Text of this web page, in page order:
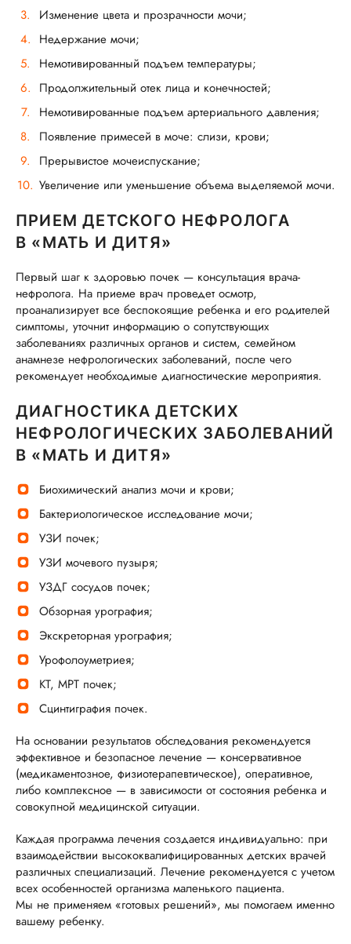
Изменение цвета и прозрачности мочи;
Недержание мочи;
Немотивированный подъем температуры;
Продолжительный отек лица и конечностей;
Немотивированные подъем артериального давления;
Появление примесей в моче: слизи, крови;
Прерывистое мочеиспускание;
Увеличение или уменьшение объема выделяемой мочи.
ПРИЕМ ДЕТСКОГО НЕФРОЛОГА
В «МАТЬ И ДИТЯ»
Первый шаг к здоровью почек — консультация врача-
нефролога. На приеме врач проведет осмотр,
проанализирует все беспокоящие ребенка и его родителей
симптомы, уточнит информацию о сопутствующих
заболеваниях различных органов и систем, семейном
анамнезе нефрологических заболеваний, после чего
рекомендует необходимые диагностические мероприятия.
ДИАГНОСТИКА ДЕТСКИХ
НЕФРОЛОГИЧЕСКИХ ЗАБОЛЕВАНИЙ
В «МАТЬ И ДИТЯ»
Биохимический анализ мочи и крови;
Бактериологическое исследование мочи;
УЗИ почек;
УЗИ мочевого пузыря;
УЗДГ сосудов почек;
Обзорная урография;
Экскреторная урография;
Урофолоуметриея;
КТ, МРТ почек;
Сцинтиграфия почек.
На основании результатов обследования рекомендуется
эффективное и безопасное лечение — консервативное
(медикаментозное, физиотерапевтическое), оперативное,
либо комплексное — в зависимости от состояния ребенка и
совокупной медицинской ситуации.
Каждая программа лечения создается индивидуально: при
взаимодействии высококвалифицированных детских врачей
различных специализаций. Лечение рекомендуется с учетом
всех особенностей организма маленького пациента.
Мы не применяем «готовых решений», мы помогаем именно
вашему ребенку.